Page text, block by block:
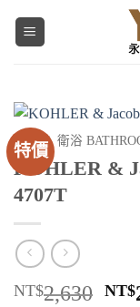
特價
首頁 / 衛浴
KOHLER &
4707T
NT$2,630 原
NT$